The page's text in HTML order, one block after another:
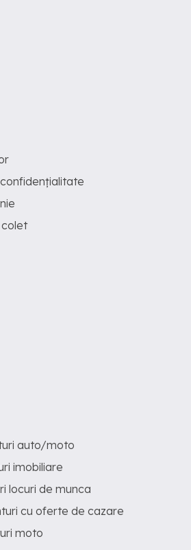
auto/moto
imobiliare
locuri de munca
cu oferte de cazare
moto